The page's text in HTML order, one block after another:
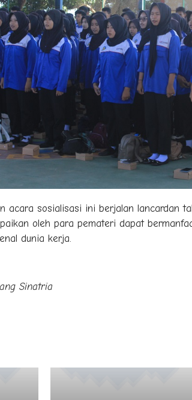
acara sosialisasi ini berjalan lancardan
oleh para pemateri dapat
dunia kerja.
Sinatria